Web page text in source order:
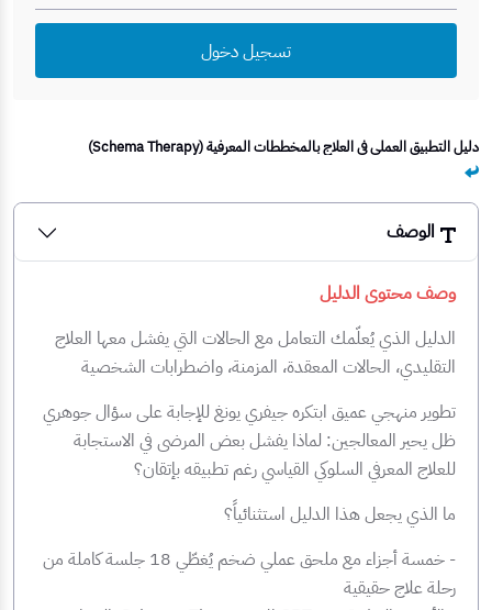
دليل التطبيق العملي في العلاج بالمخططات المعرفية (Schema Therapy)
الوصف
وصف محتوى الدليل
الدليل الذي يُعلّمك التعامل مع الحالات التي يفشل معها العلاج
التقليدي، الحالات المعقدة، المزمنة، واضطرابات الشخصية
تطوير منهجي عميق ابتكره جيفري يونغ للإجابة على سؤال جوهري
ظل يحير المعالجين: لماذا يفشل بعض المرضى في الاستجابة
للعلاج المعرفي السلوكي القياسي رغم تطبيقه بإتقان؟
ما الذي يجعل هذا الدليل استثنائياً؟
- خمسة أجزاء مع ملحق عملي ضخم يُغطّي 18 جلسة كاملة من
رحلة علاج حقيقية
تسجيل دخول